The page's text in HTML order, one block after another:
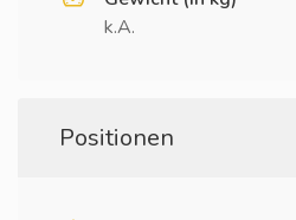
k.A.
Positionen